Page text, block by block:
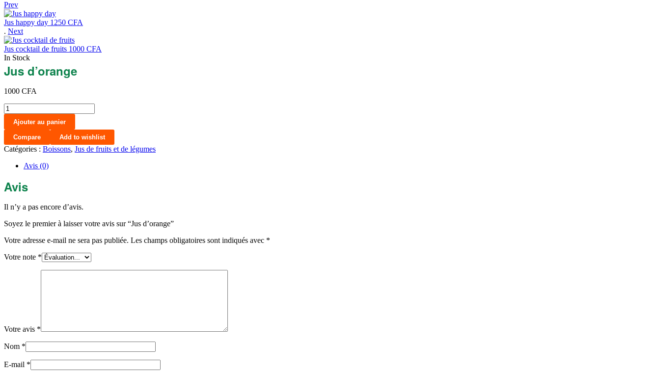
Prev
Jus happy day 1250 CFA
. Next
Jus cocktail de fruits 1000 CFA
In Stock
Jus d’orange
1000 CFA
quantité
de
d’orange
Ajouter au panier
Compare Add to wishlist
Catégories : Boissons, Jus de fruits et de légumes
Avis (0)
Avis
Il n’y a pas encore d’avis.
Soyez le premier à laisser votre avis sur “Jus d’orange”
Votre adresse e-mail ne sera pas publiée. Les champs obligatoires sont indiqués avec *
Votre note *
Votre avis *
Nom *
E-mail *